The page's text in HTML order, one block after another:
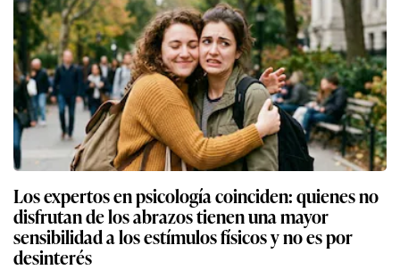
Los expertos en psicología coinciden: quienes no
disfrutan de los abrazos tienen una mayor
sensibilidad a los estímulos físicos y no es por
desinterés